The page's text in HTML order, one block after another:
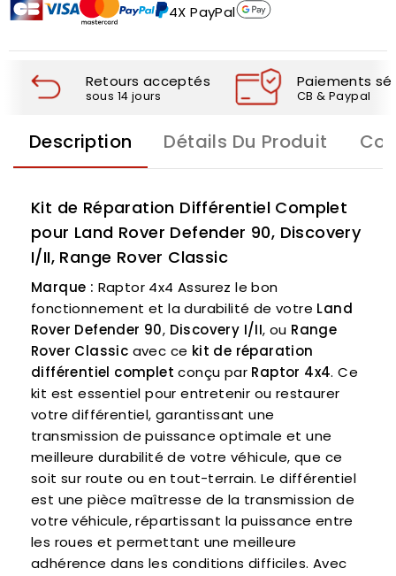
4X PayPal
Retours acceptés
sous 14 jours
Paiements
CB & Paypal
Description Détails Du Produit
Kit de Réparation Différentiel Complet
pour Land Rover Defender 90, Discovery
I/II, Range Rover Classic
Marque : Raptor 4x4 Assurez le bon
fonctionnement et la durabilité de votre Land
Rover Defender 90, Discovery I/II, ou Range
Rover Classic avec ce kit de réparation
différentiel complet conçu par Raptor 4x4. Ce
kit est essentiel pour entretenir ou restaurer
votre différentiel, garantissant une
transmission de puissance optimale et une
meilleure durabilité de votre véhicule, que ce
soit sur route ou en tout-terrain. Le différentiel
est une pièce maîtresse de la transmission de
votre véhicule, répartissant la puissance entre
les roues et permettant une meilleure
adhérence dans les conditions difficiles. Avec